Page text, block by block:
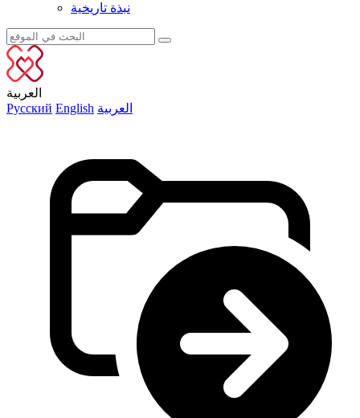
نبذة تاريخية
العربية
Русский English العربية